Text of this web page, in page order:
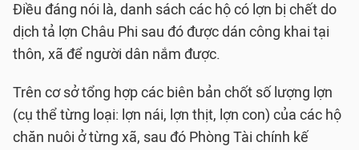
Điều đáng nói là, danh sách các hộ có lợn bị chết do
dịch tả lợn Châu Phi sau đó được dán công khai tại
thôn, xã để người dân nắm được.
Trên cơ sở tổng hợp các biên bản chốt số lượng lợn
(cụ thể từng loại: lợn nái, lợn thịt, lợn con) của các hộ
chăn nuôi ở từng xã, sau đó Phòng Tài chính kế